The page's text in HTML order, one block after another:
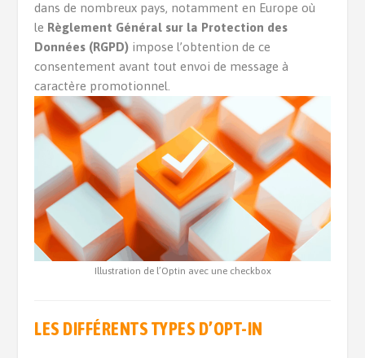
dans de nombreux pays, notamment en Europe où
le Règlement Général sur la Protection des
Données (RGPD) impose l’obtention de ce
consentement avant tout envoi de message à
caractère promotionnel.
Illustration de l’Optin avec une checkbox
LES DIFFÉRENTS TYPES D’OPT-IN